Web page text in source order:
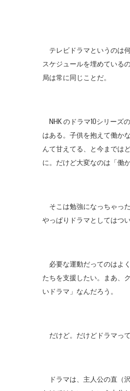
テレビドラマというのは
スケジュールを埋めている
局は常に同じことだ。
NHK のドラマ10シリーズ
はある。子供を抱えて働か
んて甘えてる、と今までは
に。だけど大変なのは「働
そこは勉強になっちゃっ
やっぱりドラマとしてはつ
必要な運動だってのはよ
たちを支援したい。まあ、
いドラマ」なんだろう。
だけど。だけどドラマっ
ドラマは、主人公の直（